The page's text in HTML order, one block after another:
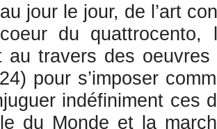
jour le jour, de l’art
du
au travers des
pour s’imposer
indéfiniment ces
du Monde et la